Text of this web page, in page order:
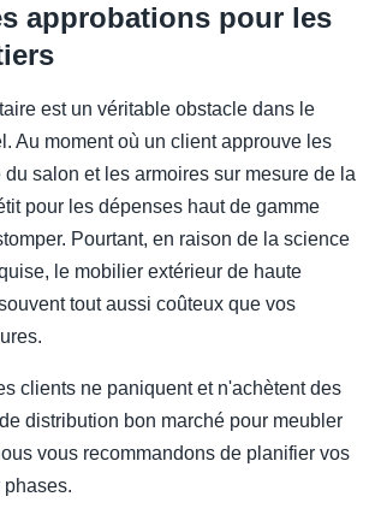
approbations pour les
est un véritable obstacle dans le
Au moment où un client approuve les
salon et les armoires sur mesure de la
pour les dépenses haut de gamme
Pourtant, en raison de la science
le mobilier extérieur de haute
tout aussi coûteux que vos
clients ne paniquent et n'achètent des
distribution bon marché pour meubler
vous recommandons de planifier vos